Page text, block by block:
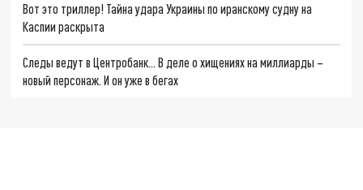
Вот это триллер! Тайна удара Украины по иранскому судну на
Каспии раскрыта
Следы ведут в Центробанк… В деле о хищениях на миллиарды –
новый персонаж. И он уже в бегах